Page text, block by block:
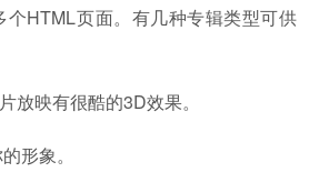
个HTML页面。有几种专辑类型可供
映有很酷的3D效果。
形象。